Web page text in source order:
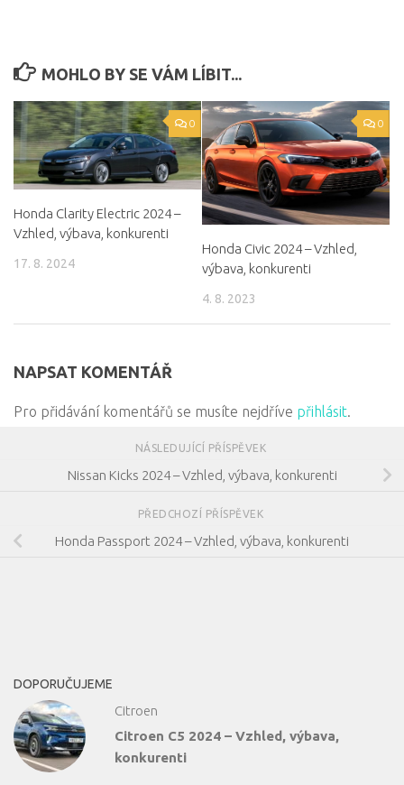
MOHLO BY SE VÁM LÍBIT...
0
Honda Clarity Electric 2024 –
Vzhled, výbava, konkurenti
17. 8. 2024
0
Honda Civic 2024 – Vzhled,
výbava, konkurenti
4. 8. 2023
NAPSAT KOMENTÁŘ
Pro přidávání komentářů se musíte nejdříve přihlásit
NÁSLEDUJÍCÍ PŘÍSPĚVEK
Nissan Kicks 2024 – Vzhled, výbava, konkurenti
PŘEDCHOZÍ PŘÍSPĚVEK
Honda Passport 2024 – Vzhled, výbava, konkurenti
DOPORUČUJEME
Citroen
Citroen C5 2024 – Vzhled, výbava,
konkurenti